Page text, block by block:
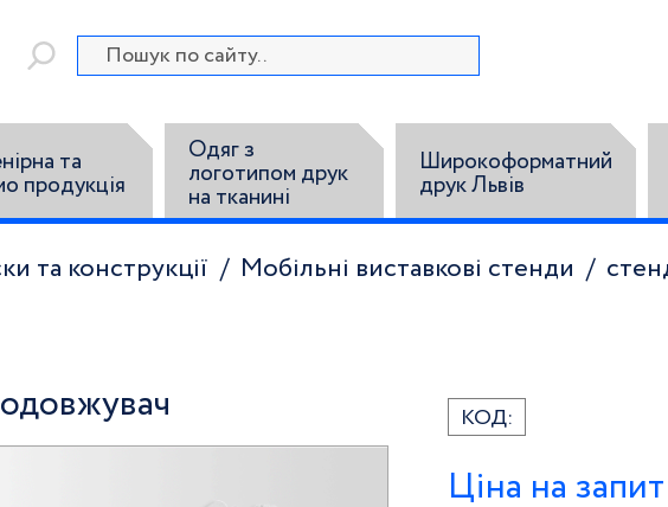
та
продукція
Одяг з
логотипом друк
на тканині
Широкоформатний
друк Львів
та конструкції Мобільні виставкові стенди
КОД:
Ціна на запит